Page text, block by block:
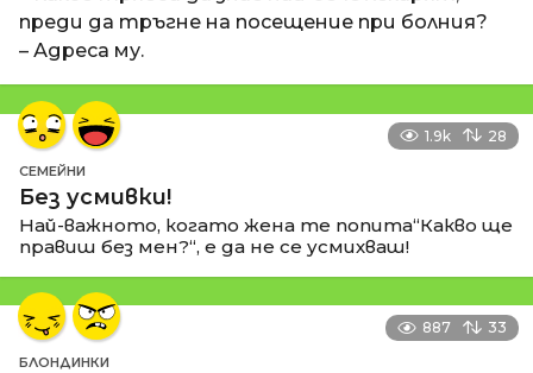
преди да тръгне на посещение при болния?
– Адреса му.
1.9k 28
СЕМЕЙНИ
Без усмивки!
Най-важното, когато жена те попита“Какво ще
правиш без мен?“, е да не се усмихваш!
887 33
БЛОНДИНКИ